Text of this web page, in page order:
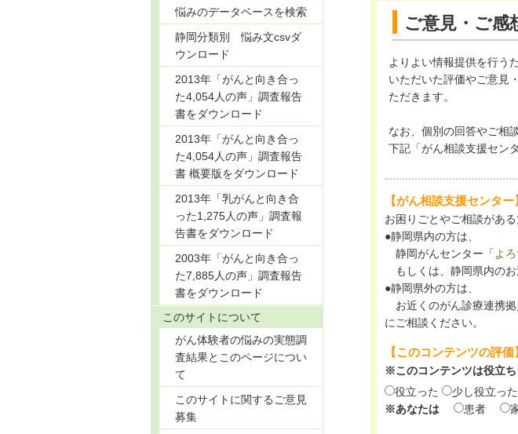
ご意見・ご感
よりよい情報提供を行う
いただいた評価やご意見
ただきます。
なお、個別の回答やご相
下記「がん相談支援セン
【がん相談支援センター
お困りごとやご相談がある
●静岡県内の方は、
静岡がんセンター「 よ
もしくは、静岡県内の
●静岡県外の方は、
お近くのがん診療連携
にご相談ください。
【このコンテンツの評価
※このコンテンツは役立ち
役立った
少し役立った
※あなたは
患者
悩みのデータベースを検索
静岡分類別 悩み文csvダ
ウンロード
2013年「がんと向き合っ
た4,054人の声」調査報告
書をダウンロード
2013年「がんと向き合っ
た4,054人の声」調査報告
書 概要版をダウンロード
2013年「乳がんと向き合
った1,275人の声」調査報
告書をダウンロード
2003年「がんと向き合っ
た7,885人の声」調査報告
書をダウンロード
このサイトについて
がん体験者の悩みの実態調
査結果とこのページについ
て
このサイトに関するご意見
募集